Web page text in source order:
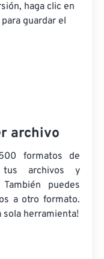
haga clic en
para guardar el
archivo
formatos de
tus archivos y
puedes
a otro formato.
sola herramienta!